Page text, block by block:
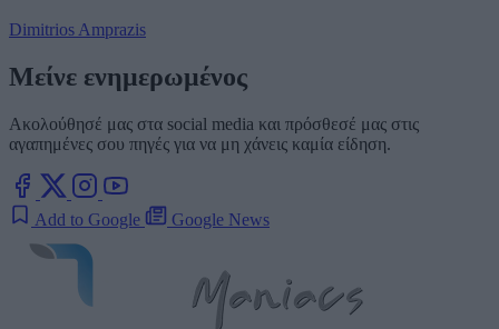
Dimitrios Amprazis
Μείνε ενημερωμένος
Ακολούθησέ μας στα social media και πρόσθεσέ μας στις
αγαπημένες σου πηγές για να μη χάνεις καμία είδηση.
Add to Google Google News